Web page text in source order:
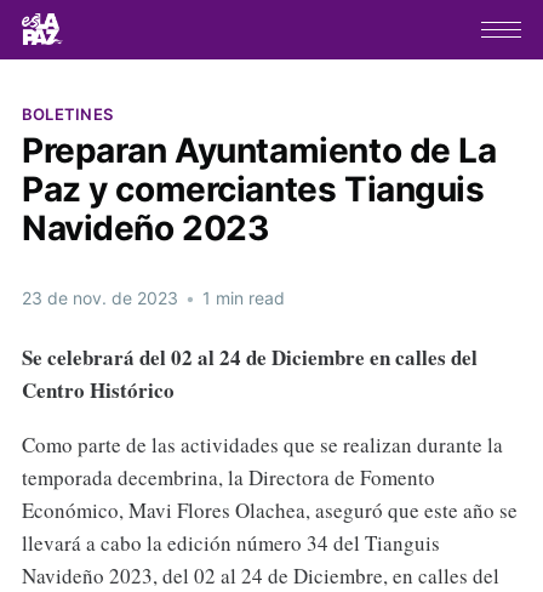
BOLETINES
Preparan Ayuntamiento de La
Paz y comerciantes Tianguis
Navideño 2023
23 de nov. de 2023 • 1 min read
Se celebrará del 02 al 24 de Diciembre en calles del
Centro Histórico
Como parte de las actividades que se realizan durante la
temporada decembrina, la Directora de Fomento
Económico, Mavi Flores Olachea, aseguró que este año se
llevará a cabo la edición número 34 del Tianguis
Navideño 2023, del 02 al 24 de Diciembre, en calles del